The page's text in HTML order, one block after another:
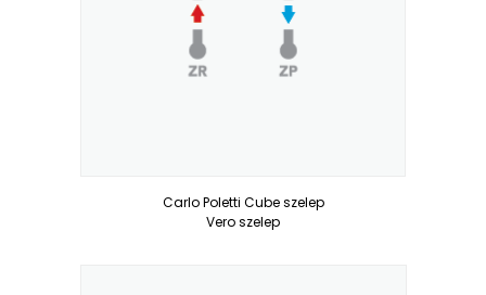
Carlo Poletti Cubeszelep
Vero szelep